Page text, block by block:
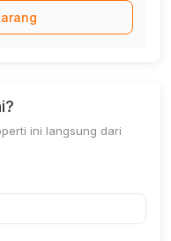
ini langsung dari